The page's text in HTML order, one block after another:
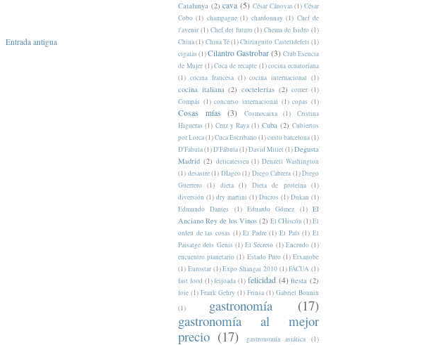
Entrada antigua
Catalunya (2) cava (5) César Cánovas (1) César
Cobo (1) champagne (1) chardonnay (1) Chef de
l'avenir (1) Chef del futuro (1) Chema de Isidro (1)
China(1) China Té(1)Chiringuito Castelldefels (1)
cigalas (1)Cilantro Gastrobar (3) Club Esencia
de Mujer (1) Coca de recapte (1) cocina ecuatoriana
(1) cocina francesa (1) cocina internacional (1)
cocina italiana (2) coctelerías (2) comer (1)
Compás (1) concurso internacional (1) copas (1)
Cosas mías (3) Cosmocaixa (1)
Cristina
Higueras (1) Cruz y Raya (1) Cuba (2) Cubiertos
por Lorca(1)Cuca Escribano(1)custo barcelona(1)
D'Fabula(1)D'Fábula(1)David Millet (1)Degusta
Madrid (2) delicatessen (1) Denzell Washington
(1) desastre(1) DIageo(1) Diego Cabrera (1)Diego
Guerrero (1) dieta (1) Dieta de proteína (1)
diversión (1) dry martini (1) Ducros (1) Dukan (1)
Edmundo Dantes
(1) Eduardo Gómez (1) El
Anciano Rey de los Vinos (2) El CHiscón (1)El
orden de las cosas (1) El Padre (1) El País (1) El
Paisatge dels Genis (1) El Secreto (1) Encrudo (1)
encuentro planetario (1) Estado Puro (1) Etxanobe
(1) Eurostar (1) Expo Shangai 2010 (1) FACUA (1)
fast food (1) feijoada (1) felicidad (4) fiesta (2)
foie (1) Frank Gehry (1) Frinsa (1) Gabriel Bonnin
(1)
gastronomía
(17)
gastronomía al mejor
precio (17) gastronomía asiática
(1)